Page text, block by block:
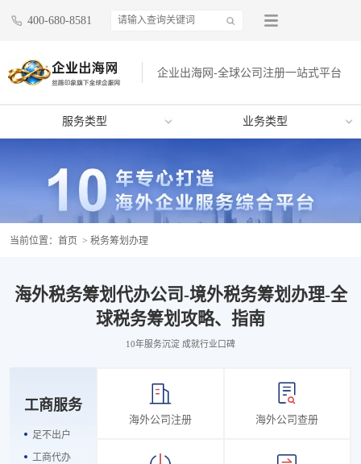
400-680-8581
企业出海网-全球公司注册一站式平台
服务类型 业务类型
当前位置： 首页 > 税务筹划办理
海外税务筹划代办公司-境外税务筹划办理-全
球税务筹划攻略、指南
10年服务沉淀 成就行业口碑
工商服务
足不出户
工商代办
海外公司注册 海外公司查册